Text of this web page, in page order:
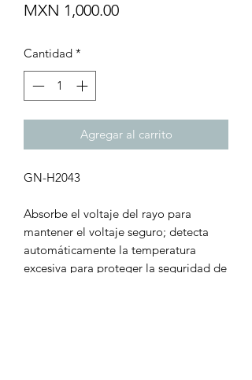
MXN 1,000.00Precio
Cantidad *
Agregar al carrito
GN-H2043
Absorbe el voltaje del rayo para
mantener el voltaje seguro; detecta
automáticamente la temperatura
excesiva para proteger la seguridad de